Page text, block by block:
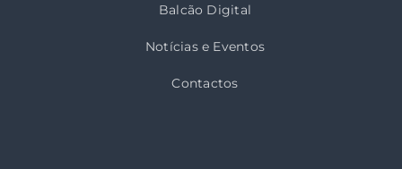
Balcão Digital
Notícias e Eventos
Contactos